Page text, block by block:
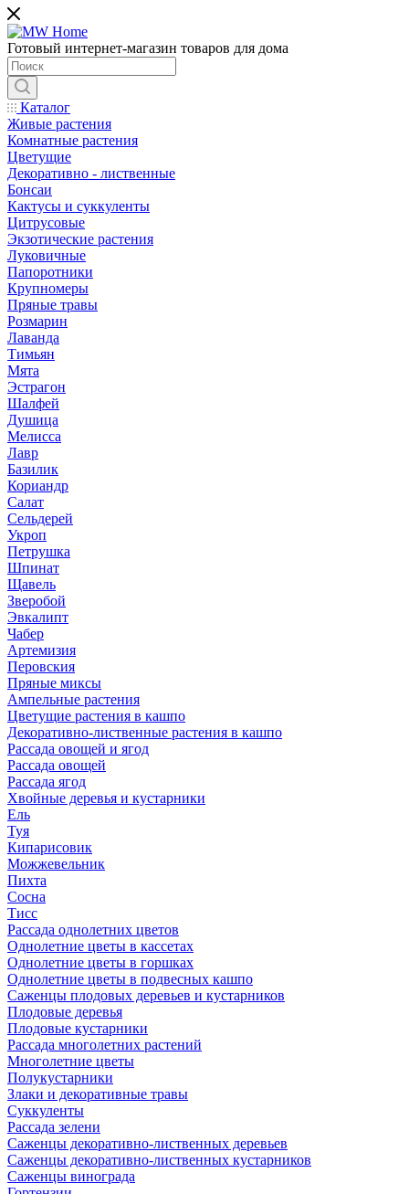
Готовый интернет-магазин товаров для дома
Каталог
Живые растения
Комнатные растения
Цветущие
Декоративно - лиственные
Бонсаи
Кактусы и суккуленты
Цитрусовые
Экзотические растения
Луковичные
Папоротники
Крупномеры
Пряные травы
Розмарин
Лаванда
Тимьян
Мята
Эстрагон
Шалфей
Душица
Мелисса
Лавр
Базилик
Кориандр
Салат
Сельдерей
Укроп
Петрушка
Шпинат
Щавель
Зверобой
Эвкалипт
Чабер
Артемизия
Перовския
Пряные миксы
Ампельные растения
Цветущие растения в кашпо
Декоративно-лиственные растения в кашпо
Рассада овощей и ягод
Рассада овощей
Рассада ягод
Хвойные деревья и кустарники
Ель
Туя
Кипарисовик
Можжевельник
Пихта
Сосна
Тисc
Рассада однолетних цветов
Однолетние цветы в кассетах
Однолетние цветы в горшках
Однолетние цветы в подвесных кашпо
Саженцы плодовых деревьев и кустарников
Плодовые деревья
Плодовые кустарники
Рассада многолетних растений
Многолетние цветы
Полукустарники
Злаки и декоративные травы
Суккуленты
Рассада зелени
Саженцы декоративно-лиственных деревьев
Саженцы декоративно-лиственных кустарников
Саженцы винограда